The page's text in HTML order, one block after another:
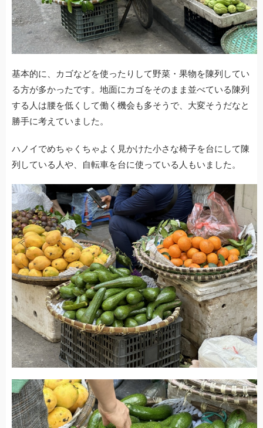
基本的に、カゴなどを使ったりして野菜・果物を陳列してい
る方が多かったです。地面にカゴをそのまま並べている陳列
する人は腰を低くして働く機会も多そうで、大変そうだなと
勝手に考えていました。
ハノイでめちゃくちゃよく見かけた小さな椅子を台にして陳
列している人や、自転車を台に使っている人もいました。